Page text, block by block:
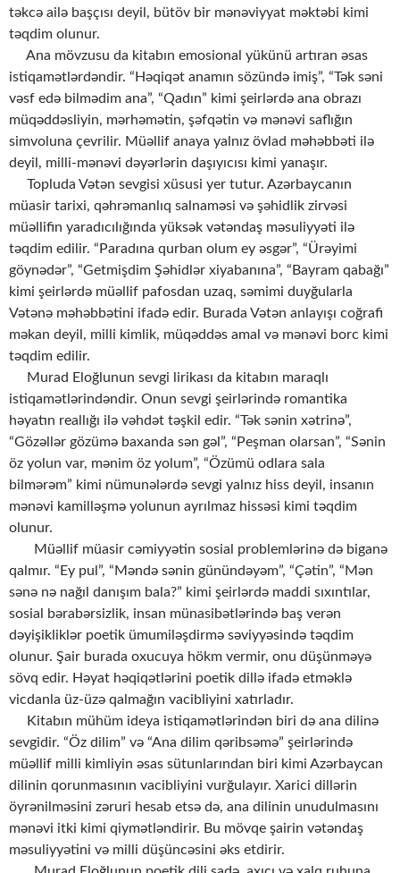
təkcə ailə başçısı deyil, bütöv bir mənəviyyat məktəbi kimi
təqdim olunur.
Ana mövzusu da kitabın emosional yükünü artıran əsas
istiqamətlərdəndir. “Həqiqət anamın sözündə imiş”, “Tək səni
vəsf edə bilmədim ana”, “Qadın” kimi şeirlərdə ana obrazı
müqəddəsliyin, mərhəmətin, şəfqətin və mənəvi saflığın
simvoluna çevrilir. Müəllif anaya yalnız övlad məhəbbəti ilə
deyil, milli-mənəvi dəyərlərin daşıyıcısı kimi yanaşır.
Topluda Vətən sevgisi xüsusi yer tutur. Azərbaycanın
müasir tarixi, qəhrəmanlıq salnaməsi və şəhidlik zirvəsi
müəllifin yaradıcılığında yüksək vətəndaş məsuliyyəti ilə
təqdim edilir. “Paradına qurban olum ey əsgər”, “Ürəyimi
göynədər”, “Getmişdim Şəhidlər xiyabanına”, “Bayram qabağı”
kimi şeirlərdə müəllif pafosdan uzaq, səmimi duyğularla
Vətənə məhəbbətini ifadə edir. Burada Vətən anlayışı coğrafi
məkan deyil, milli kimlik, müqəddəs amal və mənəvi borc kimi
təqdim edilir.
Murad Eloğlunun sevgi lirikası da kitabın maraqlı
istiqamətlərindəndir. Onun sevgi şeirlərində romantika
həyatın reallığı ilə vəhdət təşkil edir. “Tək sənin xətrinə”,
“Gözəllər gözümə baxanda sən gəl”, “Peşman olarsan”, “Sənin
öz yolun var, mənim öz yolum”, “Özümü odlara sala
bilmərəm” kimi nümunələrdə sevgi yalnız hiss deyil, insanın
mənəvi kamilləşmə yolunun ayrılmaz hissəsi kimi təqdim
olunur.
Müəllif müasir cəmiyyətin sosial problemlərinə də biganə
qalmır. “Ey pul”, “Məndə sənin günündəyəm”, “Çətin”, “Mən
sənə nə nağıl danışım bala?” kimi şeirlərdə maddi sıxıntılar,
sosial bərabərsizlik, insan münasibətlərində baş verən
dəyişikliklər poetik ümumiləşdirmə səviyyəsində təqdim
olunur. Şair burada oxucuya hökm vermir, onu düşünməyə
sövq edir. Həyat həqiqətlərini poetik dillə ifadə etməklə
vicdanla üz-üzə qalmağın vacibliyini xatırladır.
Kitabın mühüm ideya istiqamətlərindən biri də ana dilinə
sevgidir. “Öz dilim” və “Ana dilim qəribsəmə” şeirlərində
müəllif milli kimliyin əsas sütunlarından biri kimi Azərbaycan
dilinin qorunmasının vacibliyini vurğulayır. Xarici dillərin
öyrənilməsini zəruri hesab etsə də, ana dilinin unudulmasını
mənəvi itki kimi qiymətləndirir. Bu mövqe şairin vətəndaş
məsuliyyətini və milli düşüncəsini əks etdirir.